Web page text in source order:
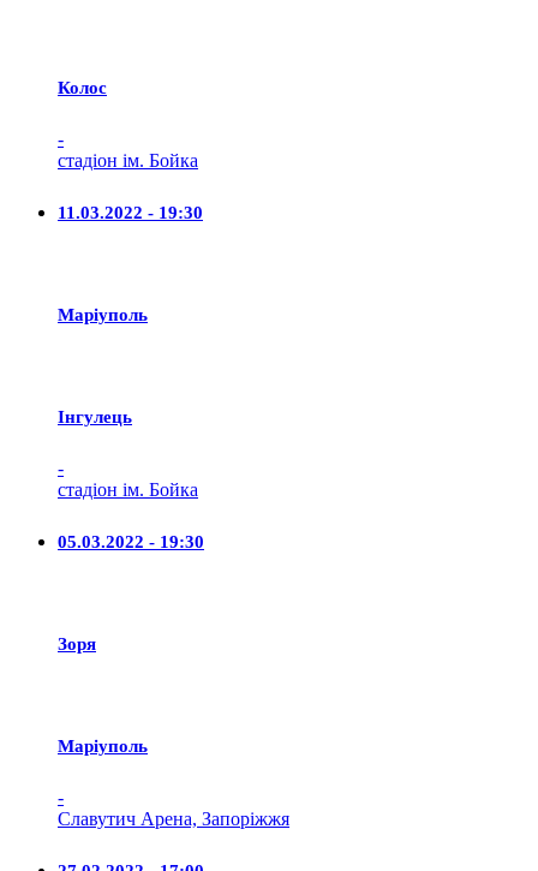
Колос
-
стадіон ім. Бойка
11.03.2022 - 19:30
Маріуполь
Iнгулець
-
стадіон ім. Бойка
05.03.2022 - 19:30
Зоря
Маріуполь
-
Славутич Арена, Запоріжжя